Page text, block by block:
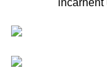
incarnent